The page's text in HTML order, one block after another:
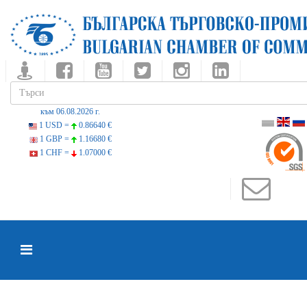
към 06.08.2026 г.
1 USD =
0.86640 €
1 GBP =
1.16680 €
1 CHF =
1.07000 €